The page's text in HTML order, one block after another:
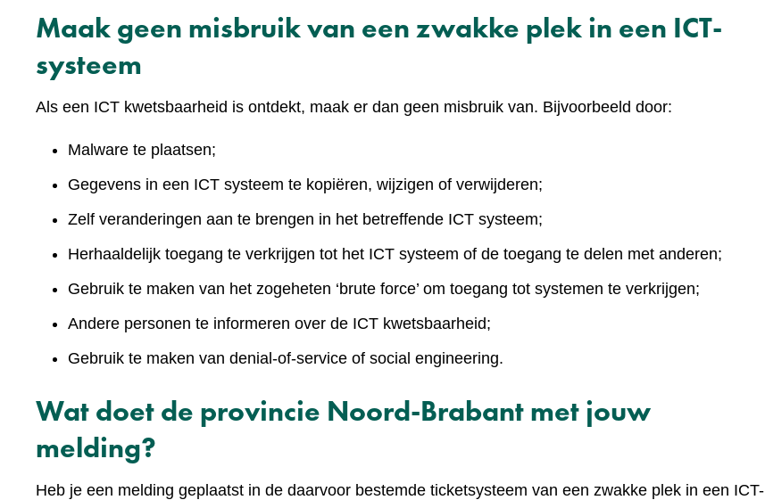
Maak geen misbruik van een zwakke plek in een ICT-
systeem
Als een ICT kwetsbaarheid is ontdekt, maak er dan geen misbruik van. Bijvoorbeeld door:
Malware te plaatsen;
Gegevens in een ICT systeem te kopiëren, wijzigen of verwijderen;
Zelf veranderingen aan te brengen in het betreffende ICT systeem;
Herhaaldelijk toegang te verkrijgen tot het ICT systeem of de toegang te delen met anderen;
Gebruik te maken van het zogeheten ‘brute force’ om toegang tot systemen te verkrijgen;
Andere personen te informeren over de ICT kwetsbaarheid;
Gebruik te maken van denial-of-service of social engineering.
Wat doet de provincie Noord-Brabant met jouw
melding?
Heb je een melding geplaatst in de daarvoor bestemde ticketsysteem van een zwakke plek in een ICT-